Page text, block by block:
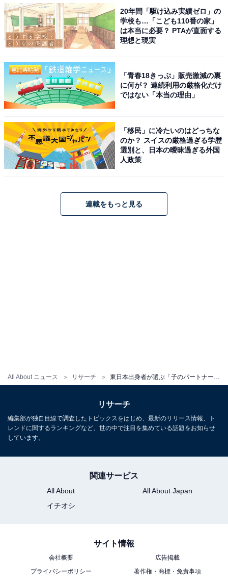
All About ニュース リサーチ
20年間「駆け込み実績ゼロ」の
学校も…「こども110番の家」
は本当に必要？ PTAが直面する
理想と現実
「青春18きっぷ」販売激減の裏
に何が？ 連続利用の厳格化だけ
ではない「本当の理由」
「移民」に冷たいのはどっちな
のか？ スイスの厳格過ぎる学歴
選別と、日本の曖昧過ぎる外国
人政策
連載をもっと見る
リサーチ
編集部が独自目線で調査したトピックスをはじめ、最新のリリース情報、ト
レンドに関するランキングなど、世の中で注目を集めている話題をお知らせ
しています。
関連サービス
All About
All About Japan
イチオシ
サイト情報
会社概要
広告掲載
プライバシーポリシー
著作権・商標・免責事項